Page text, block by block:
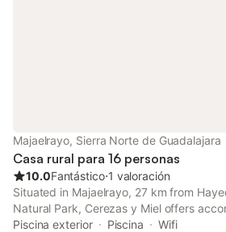
Majaelrayo, Sierra Norte de Guadalajara
Casa rural para 16 personas
10.0Fantástico⋅1 valoración
Situated in Majaelrayo, 27 km from
Natural Park, Cerezas y Miel offers
WiFi, a terrace or a balcony and access
Piscina exterior Piscina
Wifi